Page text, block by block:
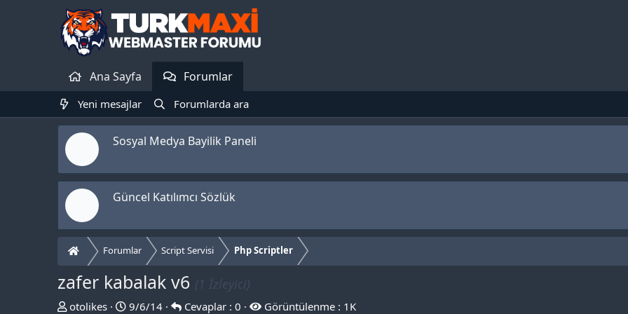
Ana Sayfa Forumlar
Yeni mesajlar Forumlarda ara
Sosyal Medya Bayilik Paneli
Güncel Katılımcı Sözlük
Forumlar Script Servisi Php Scriptler
zafer kabalak v6 (1 İzleyici)
T
otolikes
B
9/6/14 Cevaplar : 0 Görüntülenme : 1K